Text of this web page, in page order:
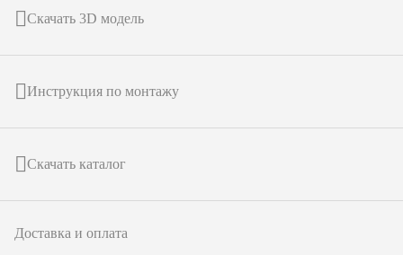
Скачать 3D модель
Инструкция по монтажу
Скачать каталог
Доставка и оплата